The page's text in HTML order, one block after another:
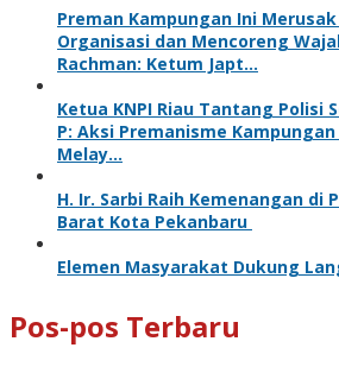
Preman Kampungan Ini
Organisasi dan Mencoreng
Rachman: Ketum Japt…
Ketua KNPI Riau Tantang Polisi
P: Aksi Premanisme
Melay…
H. Ir. Sarbi Raih Kemenangan di
Barat Kota Pekanbaru
Elemen Masyarakat Dukung
Pos-pos Terbaru